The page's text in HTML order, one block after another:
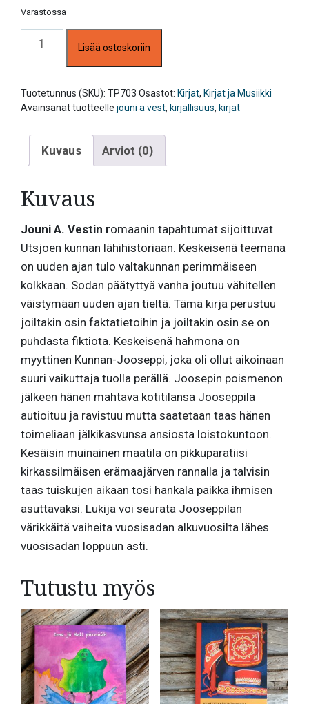
Varastossa
A.
Vest
Lisää ostoskoriin
Tuotetunnus (SKU): TP703 Osastot: Kirjat, Kirjat ja Musiikki
Avainsanat tuotteelle jouni a vest, kirjallisuus, kirjat
Kuvaus Arviot (0)
Kuvaus
Jouni A. Vestin romaanin tapahtumat sijoittuvat
Utsjoen kunnan lähihistoriaan. Keskeisenä teemana
on uuden ajan tulo valtakunnan perimmäiseen
kolkkaan. Sodan päätyttyä vanha joutuu vähitellen
väistymään uuden ajan tieltä. Tämä kirja perustuu
joiltakin osin faktatietoihin ja joiltakin osin se on
puhdasta fiktiota. Keskeisenä hahmona on
myyttinen Kunnan-Jooseppi, joka oli ollut aikoinaan
suuri vaikuttaja tuolla perällä. Joosepin poismenon
jälkeen hänen mahtava kotitilansa Jooseppila
autioituu ja ravistuu mutta saatetaan taas hänen
toimeliaan jälkikasvunsa ansiosta loistokuntoon.
Kesäisin muinainen maatila on pikkuparatiisi
kirkassilmäisen erämaajärven rannalla ja talvisin
taas tuiskujen aikaan tosi hankala paikka ihmisen
asuttavaksi. Lukija voi seurata Jooseppilan
värikkäitä vaiheita vuosisadan alkuvuosilta lähes
vuosisadan loppuun asti.
Tutustu myös